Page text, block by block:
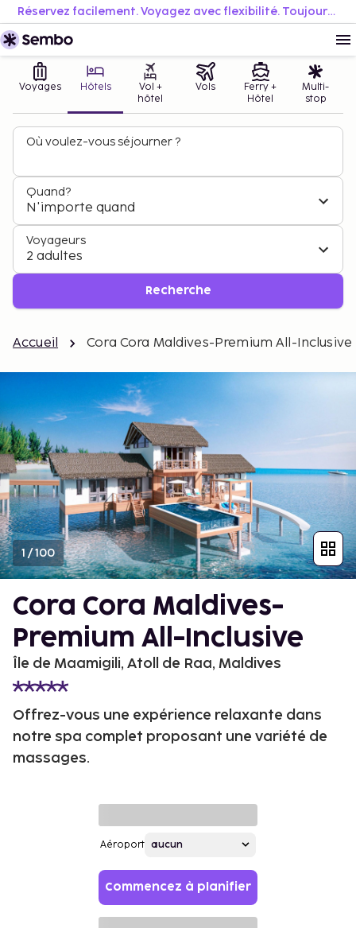
Réservez facilement. Voyagez avec flexibilité. Toujours au meilleur prix.
Voyages Hôtels
Vol +
hôtel
Vols
Ferry +
Hôtel
Multi-
stop
Où voulez-vous séjourner ?
Quand?
N'importe quand
Voyageurs
2 adultes
Recherche
Accueil Cora Cora Maldives-Premium All-Inclusive
1 /100
Cora Cora Maldives-
Premium All-Inclusive
Île de Maamigili, Atoll de Raa, Maldives
Offrez-vous une expérience relaxante dans
notre spa complet proposant une variété de
massages.
Aéroport
Commencez à planifier